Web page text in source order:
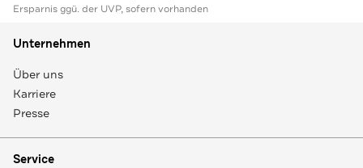
Ersparnis ggü. der UVP, sofern vorhanden
Unternehmen
Über uns
Karriere
Presse
Service